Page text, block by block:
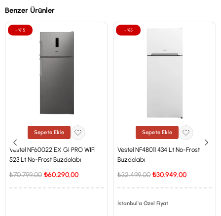
Benzer Ürünler
Sepete Ekle
Vestel NF60022 EX GI PRO WIFI
523 Lt No-Frost Buzdolabı
₺60.290,00
₺70.799,00
%15
Sepete Ekle
Vestel NF48011 434 Lt No-Frost
Buzdolabı
₺30.949,00
₺32.499,00
İstanbul'a Özel Fiyat
%5